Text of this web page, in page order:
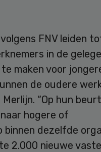
FNV leiden
in de
maken voor
de oudere
“Op hun beurt
hogere of
binnen dezelfde
2.000 nieuwe